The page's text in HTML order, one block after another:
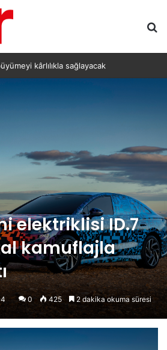
elektriklisi ID.7
kamuflajla
0 425 2 dakika okuma süresi